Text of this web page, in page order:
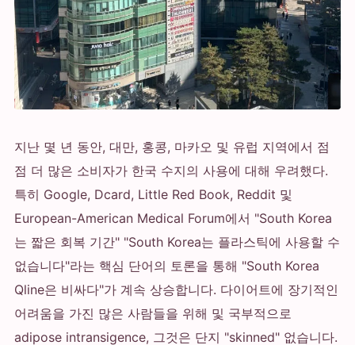
지난 몇 년 동안, 대만, 홍콩, 마카오 및 유럽 지역에서 점
점 더 많은 소비자가 한국 수지의 사용에 대해 우려했다.
특히 Google, Dcard, Little Red Book, Reddit 및
European-American Medical Forum에서 "South Korea
는 짧은 회복 기간" "South Korea는 플라스틱에 사용할 수
없습니다"라는 핵심 단어의 토론을 통해 "South Korea
Qline은 비싸다"가 계속 상승합니다. 다이어트에 장기적인
어려움을 가진 많은 사람들을 위해 및 국부적으로
adipose intransigence, 그것은 단지 "skinned" 없습니다.